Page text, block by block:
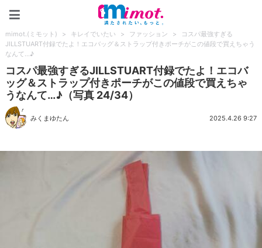
mimot.(ミモット) > キレイでいたい > ファッション >
コスパ最強すぎる
JILLSTUART付録でたよ！エコバッグ＆ストラップ付きポーチがこの値段で買えちゃう
なんて…♪
コスパ最強すぎるJILLSTUART付録でたよ！エコバ
ッグ＆ストラップ付きポーチがこの値段で買えちゃ
うなんて…♪（写真 24/34）
みくまゆたん 2025.4.26 9:27